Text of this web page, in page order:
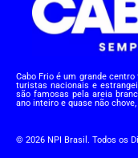
Cabo Frio é um grande
turistas nacionais e
são famosas pela areia
ano inteiro e quase não
© 2026 NPI Brasil. Todos os